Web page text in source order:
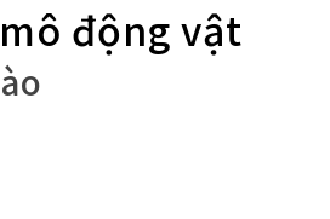
động vật